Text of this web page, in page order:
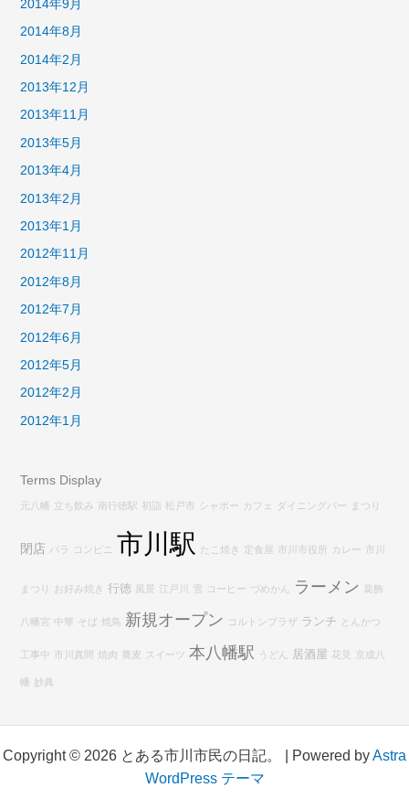
2014年9月
2014年8月
2014年2月
2013年12月
2013年11月
2013年5月
2013年4月
2013年2月
2013年1月
2012年11月
2012年8月
2012年7月
2012年6月
2012年5月
2012年2月
2012年1月
Terms Display
元八幡 立ち飲み 南行徳駅 初詣 松戸市 シャポー カフェ ダイニングバー まつり
閉店 バラ コンビニ 市川駅 たこ焼き 定食屋 市川市役所 カレー 市川
まつり お好み焼き 行徳 風景 江戸川 雪 コーヒー づめかん ラーメン 葛飾
八幡宮 中華 そば 焼鳥 新規オープン コルトンプラザ ランチ とんかつ
工事中 市川真間 焼肉 蕎麦 スイーツ 本八幡駅 うどん 居酒屋 花見 京成八
幡 妙典
Copyright © 2026 とある市川市民の日記。 | Powered byAstra
WordPress テーマ